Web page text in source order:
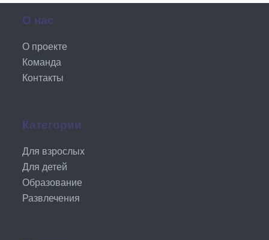
О нас
О проекте
Команда
Контакты
Категории
Для взрослых
Для детей
Образование
Развлечения